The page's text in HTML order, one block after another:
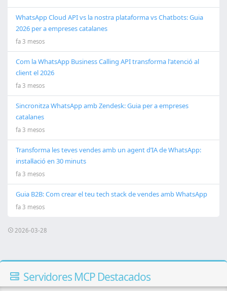
WhatsApp Cloud API vs la nostra plataforma vs Chatbots: Guia
2026 per a empreses catalanes
fa 3 mesos
Com la WhatsApp Business Calling API transforma l'atenció al
client el 2026
fa 3 mesos
Sincronitza WhatsApp amb Zendesk: Guia per a empreses
catalanes
fa 3 mesos
Transforma les teves vendes amb un agent d’IA de WhatsApp:
instal·lació en 30 minuts
fa 3 mesos
Guia B2B: Com crear el teu tech stack de vendes amb WhatsApp
fa 3 mesos
2026-03-28
Servidores MCP Destacados